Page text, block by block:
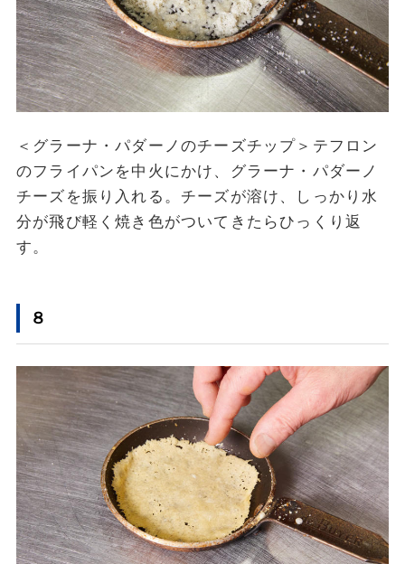
＜グラーナ・パダーノのチーズチップ＞テフロン
のフライパンを中火にかけ、グラーナ・パダーノ
チーズを振り入れる。チーズが溶け、しっかり水
分が飛び軽く焼き色がついてきたらひっくり返
す。
８